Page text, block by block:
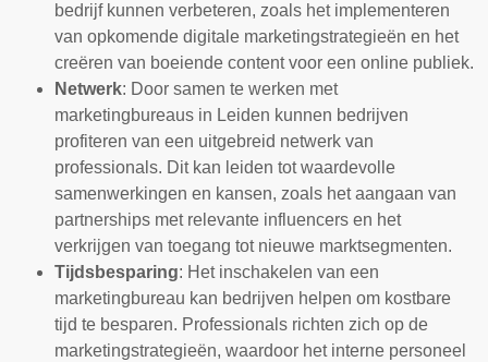
bedrijf kunnen verbeteren, zoals het implementeren
van opkomende digitale marketingstrategieën en het
creëren van boeiende content voor een online publiek.
Netwerk: Door samen te werken met
marketingbureaus in Leiden kunnen bedrijven
profiteren van een uitgebreid netwerk van
professionals. Dit kan leiden tot waardevolle
samenwerkingen en kansen, zoals het aangaan van
partnerships met relevante influencers en het
verkrijgen van toegang tot nieuwe marktsegmenten.
Tijdsbesparing: Het inschakelen van een
marketingbureau kan bedrijven helpen om kostbare
tijd te besparen. Professionals richten zich op de
marketingstrategieën, waardoor het interne personeel